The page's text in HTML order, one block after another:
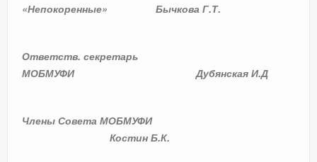
«Непокоренные» Бычкова Г.Т.
Ответств. секретарь
МОБМУФИ Дубянская И.Д
Члены Совета МОБМУФИ
Костин Б.К.